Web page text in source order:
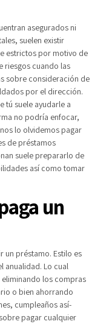
asegurados ni
suelen existir
estrictos por motivo de
riesgos cuando las
sobre consideración de
por el dirección.
tú suele ayudarle a
no podría enfocar,
lo olvidemos pagar
de préstamos
suele prepararlo de
así­ como tomar
un
un préstamo. Estilo es
anualidad. Lo cual
los compras
o bien ahorrando
cumpleaños así­
pagar cualquier